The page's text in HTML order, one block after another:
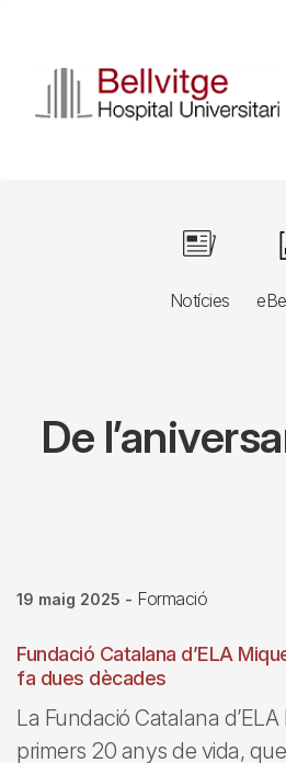
contingut
Notícies
Image
De
19 maig 2025 - Formació
Fundació Catalana d’ELA
fa dues dècades
La Fundació Catalana
primers 20 anys de vida,